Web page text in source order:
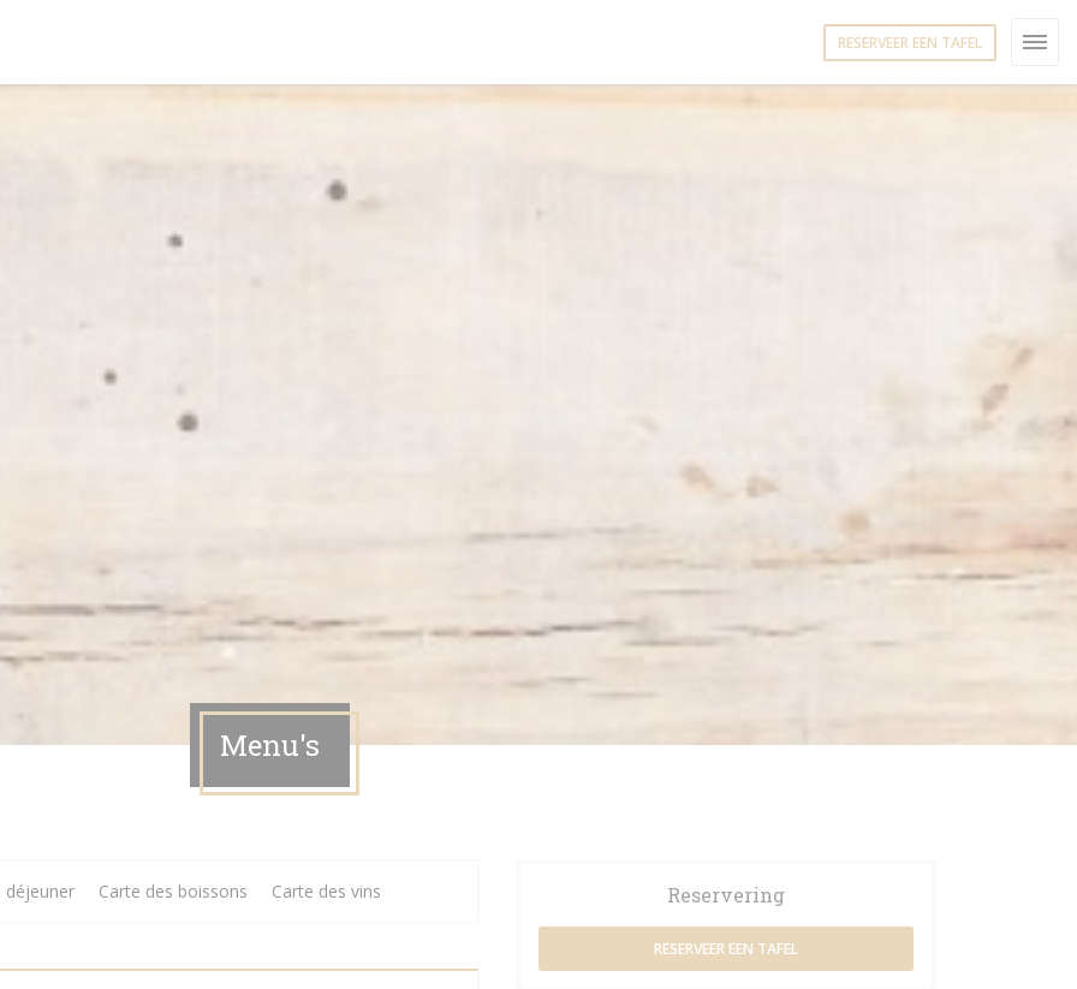
RESERVEER EEN TAFEL
Menu's
déjeuner Carte des boissons Carte des vins Reservering
RESERVEER EEN TAFEL